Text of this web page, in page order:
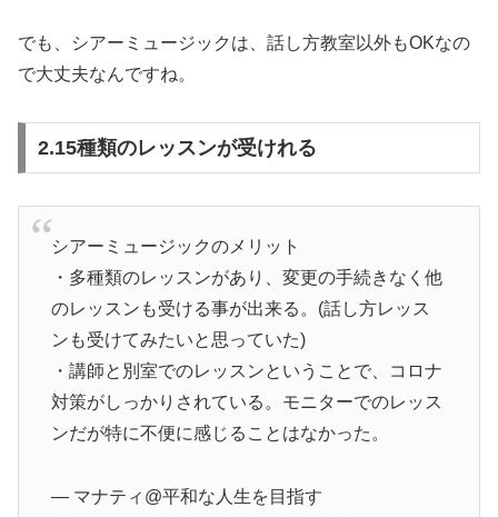
でも、シアーミュージックは、話し方教室以外もOKなの
で大丈夫なんですね。
2.15種類のレッスンが受けれる
シアーミュージックのメリット
・多種類のレッスンがあり、変更の手続きなく他
のレッスンも受ける事が出来る。(話し方レッス
ンも受けてみたいと思っていた)
・講師と別室でのレッスンということで、コロナ
対策がしっかりされている。モニターでのレッス
ンだが特に不便に感じることはなかった。
— マナティ@平和な人生を目指す